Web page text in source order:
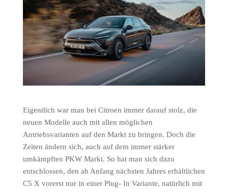
Eigentlich war man bei Citroen immer darauf stolz, die
neuen Modelle auch mit allen möglichen
Antriebsvarianten auf den Markt zu bringen. Doch die
Zeiten ändern sich, auch auf dem immer stärker
umkämpften PKW Markt. So hat man sich dazu
entschlossen, den ab Anfang nächsten Jahres erhältlichen
C5 X vorerst nur in einer Plug- In Variante, natürlich mit